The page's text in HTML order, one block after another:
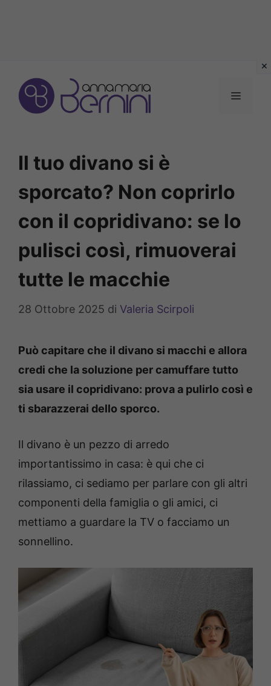
contenuto
MENU
Il tuo divano si è
sporcato? Non coprirlo
con il copridivano: se lo
pulisci così, rimuoverai
tutte le macchie
28 Ottobre 2025 di Valeria Scirpoli
Può capitare che il divano si macchi e allora
credi che la soluzione per camuffare tutto
sia usare il copridivano: prova a pulirlo così e
ti sbarazzerai dello sporco.
Il divano è un pezzo di arredo
importantissimo in casa: è qui che ci
rilassiamo, ci sediamo per parlare con gli altri
componenti della famiglia o gli amici, ci
mettiamo a guardare la TV o facciamo un
sonnellino.